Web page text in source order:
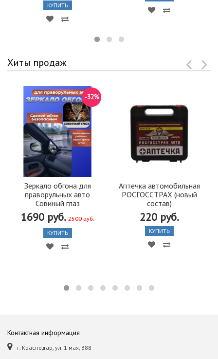
КУПИТЬ
Хиты продаж
Зеркало обгона для
праворульных авто
Совиный глаз
1690 руб. 2500 руб.
-32%
КУПИТЬ
Аптечка автомобильная
РОСГОССТРАХ (новый
состав)
220 руб.
КУПИТЬ
Контактная информация
г. Краснодар, ул. 1 мая, 388